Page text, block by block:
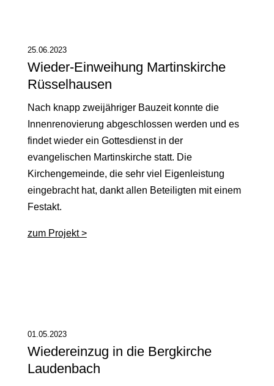
25.06.2023
Wieder-Einweihung Martinskirche
Rüsselhausen
Nach knapp zweijähriger Bauzeit konnte die
Innenrenovierung abgeschlossen werden und es
findet wieder ein Gottesdienst in der
evangelischen Martinskirche statt. Die
Kirchengemeinde, die sehr viel Eigenleistung
eingebracht hat, dankt allen Beteiligten mit einem
Festakt.
zum Projekt >
01.05.2023
Wiedereinzug in die Bergkirche
Laudenbach